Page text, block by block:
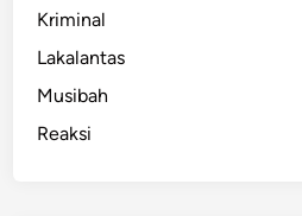
Kriminal
Lakalantas
Musibah
Reaksi